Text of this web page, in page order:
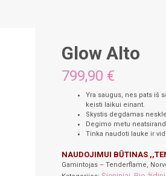
Glow Alto
799,90 €
Yra saugus, nes pats iš
keisti laikui einant.
Skystis degdamas
Degimo metu
Tinka naudoti lauke ir
NAUDOJIMUI BŪTINAS
Gamintojas – Tenderflame,